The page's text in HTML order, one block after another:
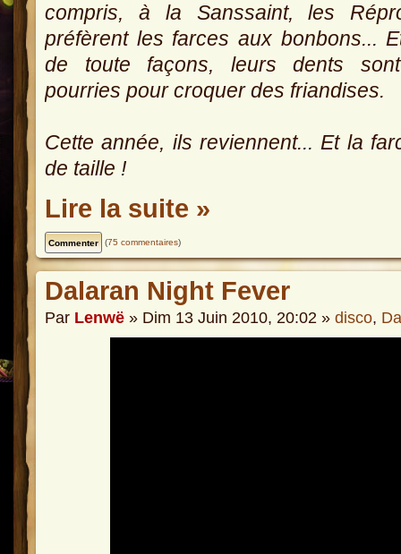
compris, à la Sanssaint, les
préfèrent les farces aux bonbons...
de toute façons, leurs dents
pourries pour croquer des friandises.
Cette année, ils reviennent... Et la
de taille !
Lire la suite »
(75 commentaires)
Dalaran Night Fever
Par Lenwë » Dim 13 Juin 2010, 20:02 » disco,